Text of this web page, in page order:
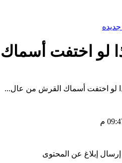
لو اختفت
لو اختفت أسماك القرش من عال...
إبلاغ عن المحتوى